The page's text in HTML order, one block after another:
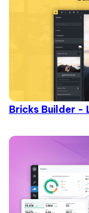
Bricks Builder -